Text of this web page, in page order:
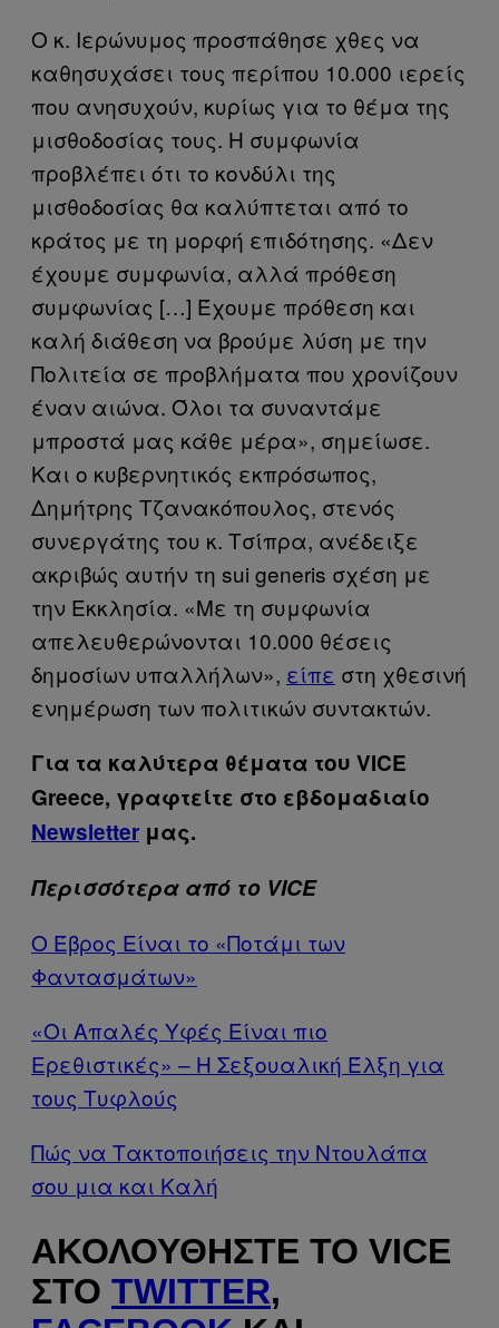
Ο κ. Ιερώνυμος προσπάθησε χθες να
καθησυχάσει τους περίπου 10.000 ιερείς
που ανησυχούν, κυρίως για το θέμα της
μισθοδοσίας τους. Η συμφωνία
προβλέπει ότι το κονδύλι της
μισθοδοσίας θα καλύπτεται από το
κράτος με τη μορφή επιδότησης. «Δεν
έχουμε συμφωνία, αλλά πρόθεση
συμφωνίας […] Έχουμε πρόθεση και
καλή διάθεση να βρούμε λύση με την
Πολιτεία σε προβλήματα που χρονίζουν
έναν αιώνα. Όλοι τα συναντάμε
μπροστά μας κάθε μέρα», σημείωσε.
Και ο κυβερνητικός εκπρόσωπος,
Δημήτρης Τζανακόπουλος, στενός
συνεργάτης του κ. Τσίπρα, ανέδειξε
ακριβώς αυτήν τη sui generis σχέση με
την Εκκλησία. «Με τη συμφωνία
απελευθερώνονται 10.000 θέσεις
δημοσίων υπαλλήλων», είπε στη χθεσινή
ενημέρωση των πολιτικών συντακτών.
Για τα καλύτερα θέματα του VICE
Greece, γραφτείτε στο εβδομαδιαίο
Newsletter μας.
Περισσότερα από το VICE
Ο Έβρος Είναι το «Ποτάμι των
Φαντασμάτων»
«Οι Απαλές Υφές Είναι πιο
Ερεθιστικές» – Η Σεξουαλική Έλξη για
τους Τυφλούς
Πώς να Τακτοποιήσεις την Ντουλάπα
σου μια και Καλή
ΑΚΟΛΟΥΘΉΣΤΕ ΤΟ VICE
ΣΤΟ TWITTER,